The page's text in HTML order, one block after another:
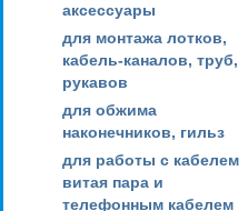
аксессуары
для монтажа лотков,
кабель-каналов, труб,
рукавов
для обжима
наконечников, гильз
для работы с кабелем
витая пара и
телефонным кабелем